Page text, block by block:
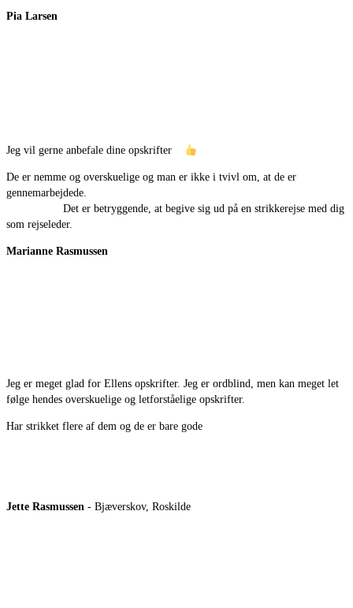
Pia Larsen
Jeg vil gerne anbefale dine opskrifter
De er nemme og overskuelige og man er ikke i tvivl om, at de er
gennemarbejdede.
Det er betryggende, at begive sig ud på en strikkerejse med dig
som rejseleder.
Marianne Rasmussen
Jeg er meget glad for Ellens opskrifter. Jeg er ordblind, men kan meget let
følge hendes overskuelige og letforståelige opskrifter.
Har strikket flere af dem og de er bare gode
Jette Rasmussen - Bjæverskov, Roskilde